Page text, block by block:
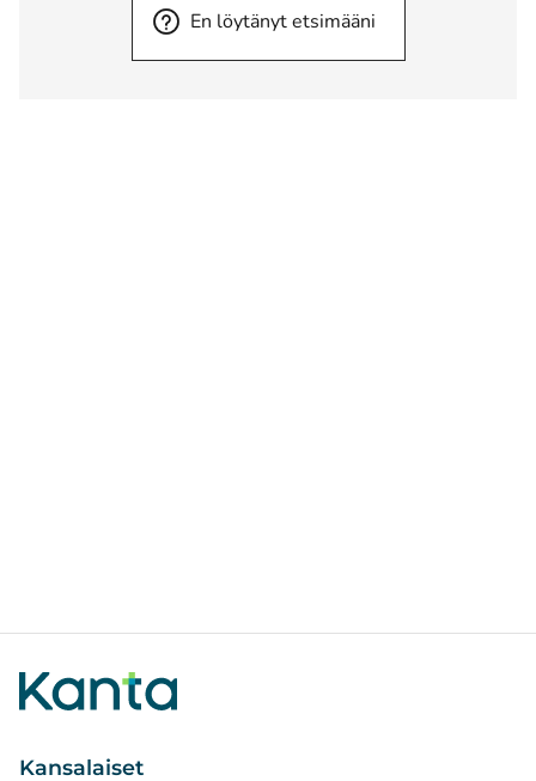
En löytänyt etsimääni
Kansalaiset